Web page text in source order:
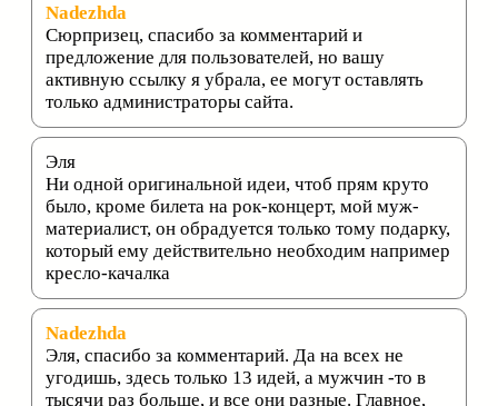
Nadezhda
Сюрпризец, спасибо за комментарий и
предложение для пользователей, но вашу
активную ссылку я убрала, ее могут оставлять
только администраторы сайта.
Эля
Ни одной оригинальной идеи, чтоб прям круто
было, кроме билета на рок-концерт, мой муж-
материалист, он обрадуется только тому подарку,
который ему действительно необходим например
кресло-качалка
Nadezhda
Эля, спасибо за комментарий. Да на всех не
угодишь, здесь только 13 идей, а мужчин -то в
тысячи раз больше, и все они разные. Главное,